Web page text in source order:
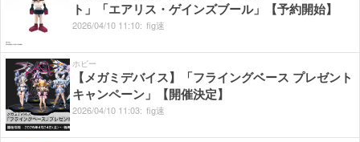
ト」「エアリス・ゲインズブール」【予約開始】
2026/04/10 11:10: fig速
ホビー
【メガミデバイス】「フライングベース プレゼント
キャンペーン」【開催決定】
2026/04/10 11:03: fig速